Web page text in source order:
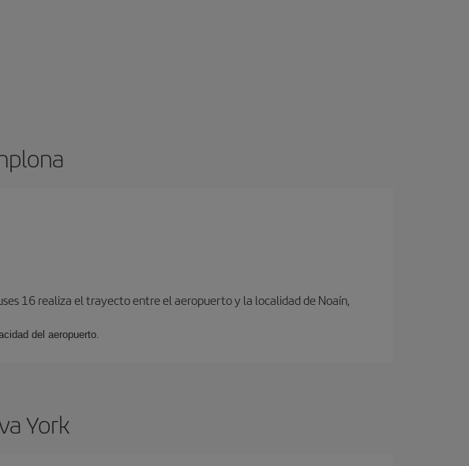
16 realiza el trayecto entre el aeropuerto y la localidad de Noaín,
del aeropuerto.
York